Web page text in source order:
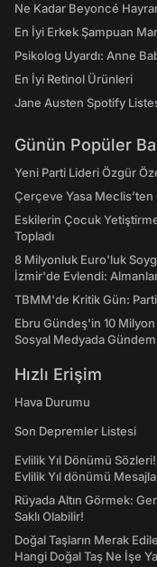
Ne Kadar Beyoncé
En İyi Erkek Şampuan
Psikolog Uyardı: Anne
En İyi Retinol Ürünleri
Jane Austen Spotify
Günün Popüler
Yeni Parti Lideri Özgür
Çerçeve Yasa
Eskilerin Çocuk
Topladı
8 Milyonluk Euro'luk
İzmir'de Evlendi:
TBMM'de Kritik Gün:
Ebru Gündeş'in 10
Sosyal Medyada
Hızlı Erişim
Hava Durumu
Son Depremler Listesi
Evlilik Yıl Dönümü
Evlilik Yıl dönümü
Rüyada Altın Görmek:
Saklı Olabilir!
Doğal Taşların Merak
Hangi Doğal Taş Ne İşe